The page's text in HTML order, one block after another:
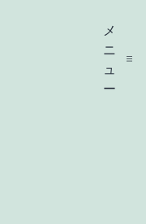
メ
ニ
ュ
ー